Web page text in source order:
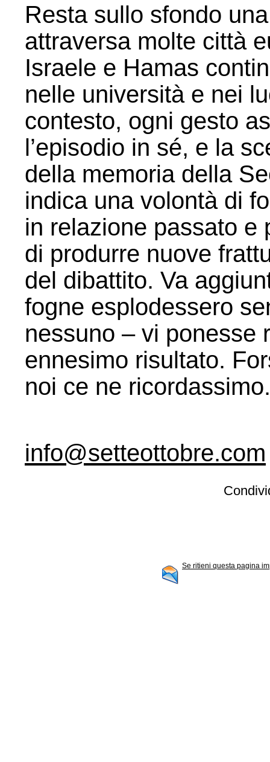
Resta sullo sfondo
attraversa molte città
Israele e Hamas
nelle università e nei
contesto, ogni gesto
l’episodio in sé, e la
della memoria della
indica una volontà di
in relazione passato e
di produrre nuove
del dibattito. Va
fogne esplodessero
nessuno – vi ponesse
ennesimo risultato.
noi ce ne
info@setteottobre.com
Se ritieni questa pagina